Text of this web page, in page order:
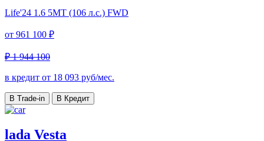
Life'24 1.6 5MT (106 л.с.) FWD
от 961 100 ₽
₽ 1 944 100
в кредит от 18 093 руб/мес.
В Trade-in В Кредит
lada Vesta